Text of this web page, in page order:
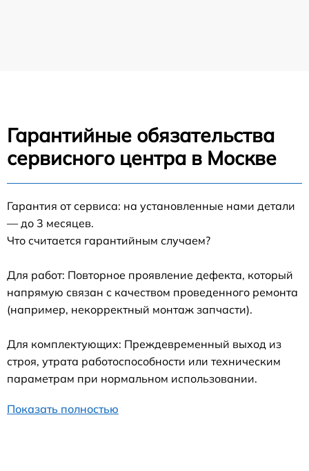
Гарантийные обязательства
сервисного центра в Москве
Гарантия от сервиса: на установленные нами детали
— до 3 месяцев.
Что считается гарантийным случаем?
Для работ: Повторное проявление дефекта, который
напрямую связан с качеством проведенного ремонта
(например, некорректный монтаж запчасти).
Для комплектующих: Преждевременный выход из
строя, утрата работоспособности или техническим
параметрам при нормальном использовании.
Показать полностью